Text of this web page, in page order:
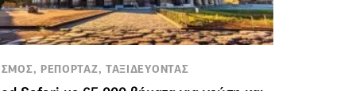
ΡΕΠΟΡΤΑΖ, ΤΑΞΙΔΕΥΟΝΤΑΣ